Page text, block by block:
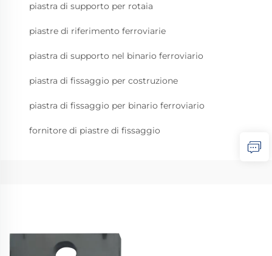
piastra di supporto per rotaia
piastre di riferimento ferroviarie
piastra di supporto nel binario ferroviario
piastra di fissaggio per costruzione
piastra di fissaggio per binario ferroviario
fornitore di piastre di fissaggio